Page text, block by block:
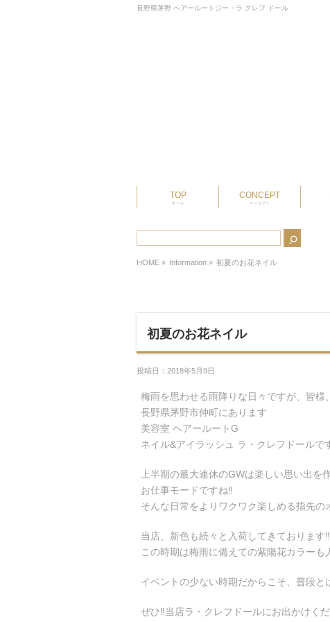
長野県茅野 ヘアールートジー・ラ クレフ ドール
TOP
ホーム
CONCEPT
コンセプト
HOME » Information » 初夏のお花ネイル
初夏のお花ネイル
投稿日：2018年5月9日
梅雨を思わせる雨降りな日々ですが、皆様
長野県茅野市仲町にあります
美容室 ヘアールートG
ネイル&アイラッシュ ラ・クレフドールで
上半期の最大連休のGWは楽しい思い出を
お仕事モードですね‼︎
そんな日常をよりワクワク楽しめる指先の
当店、新色も続々と入荷してきております‼︎
この時期は梅雨に備えての紫陽花カラーも
イベントの少ない時期だからこそ、普段
ぜひ‼︎当店ラ・クレフドールにお出かけく